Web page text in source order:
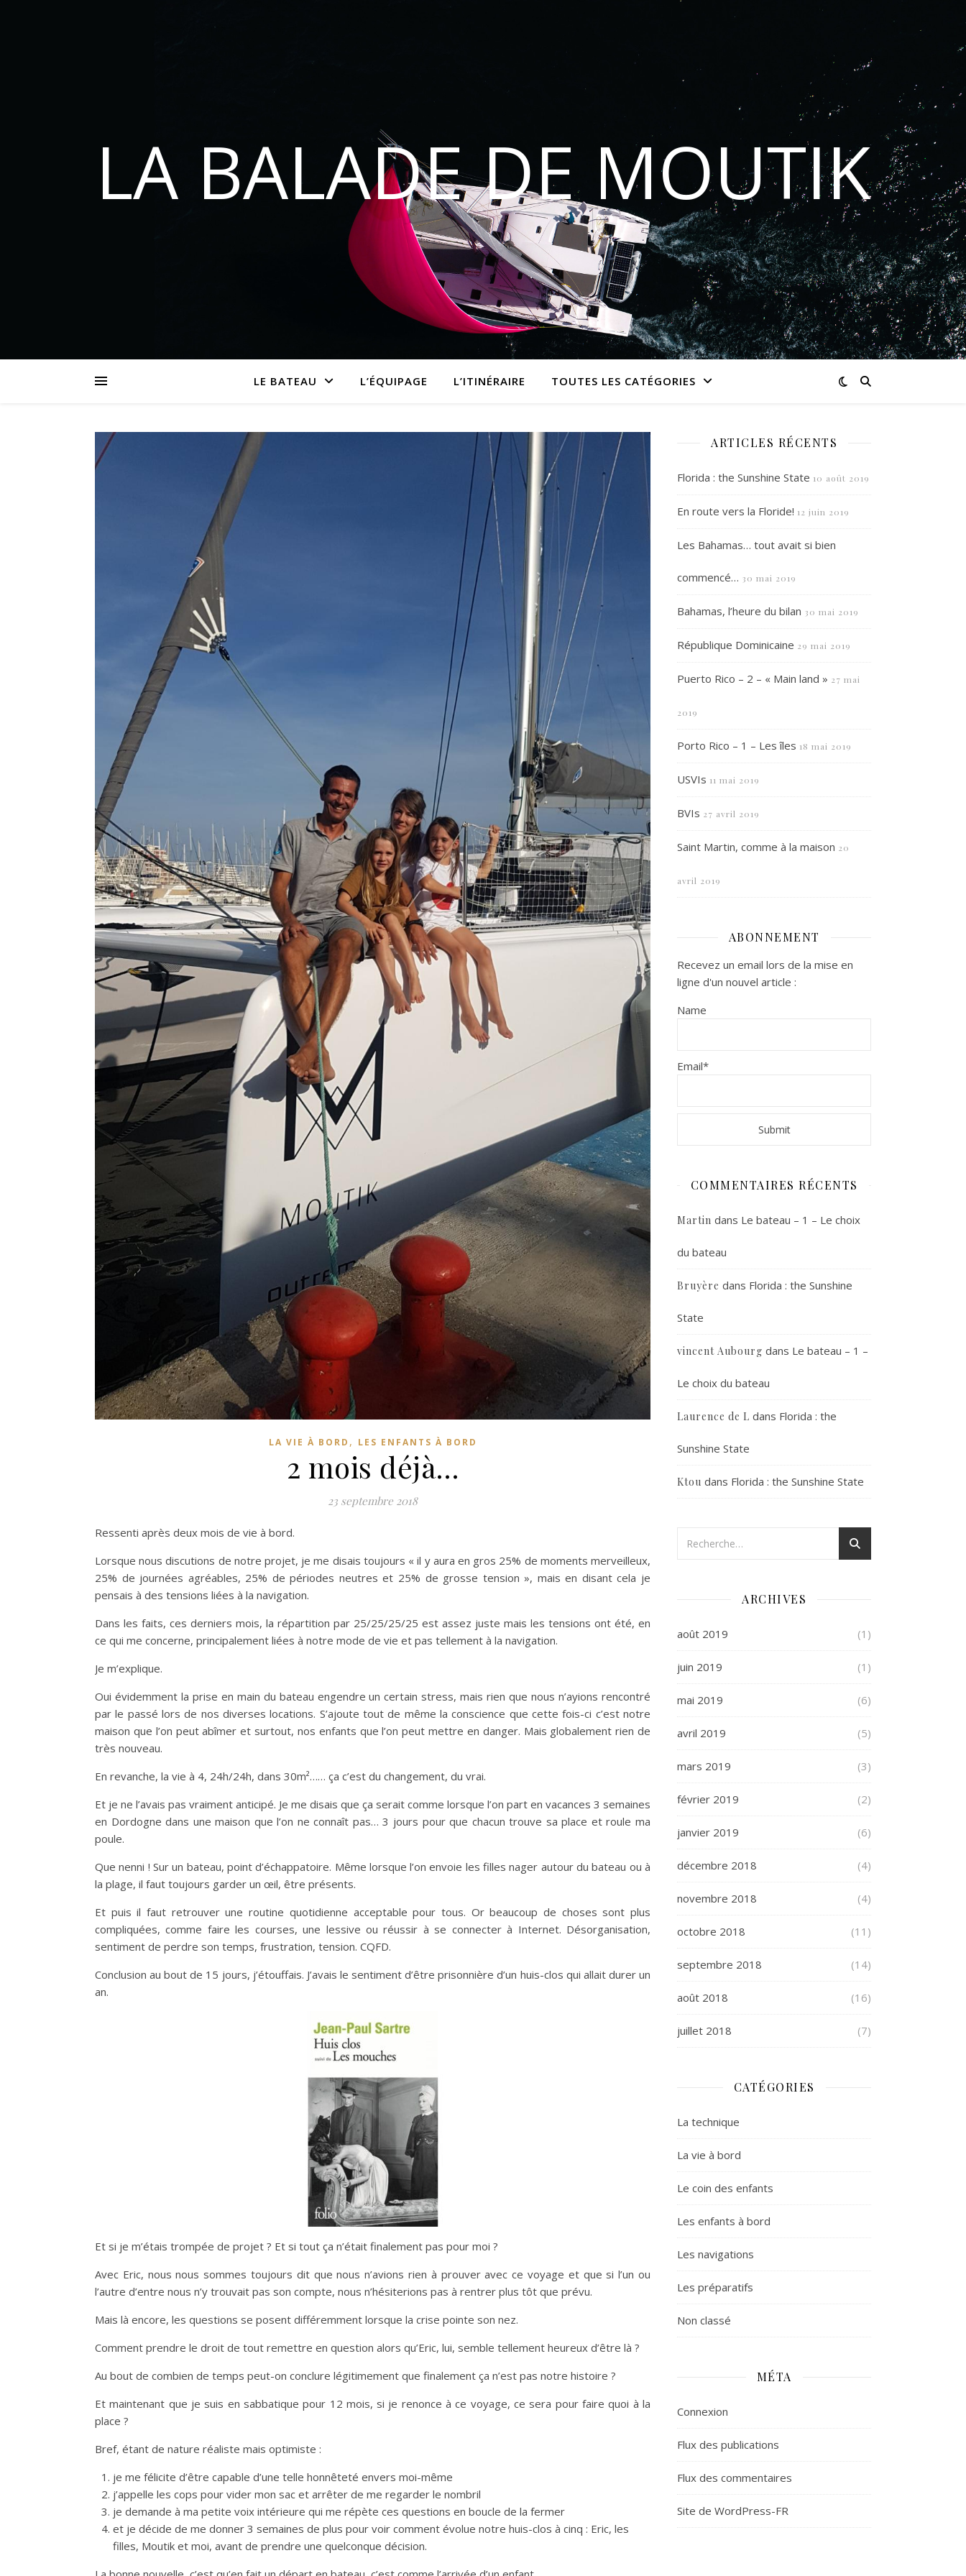
LA BALADE DE MOUTIK
LE BATEAU L’ÉQUIPAGE L’ITINÉRAIRE TOUTES LES CATÉGORIES
LA VIE À BORD , LES ENFANTS À BORD
2 mois déjà…
23 septembre 2018
Ressenti après deux mois de vie à bord.
Lorsque nous discutions de notre projet, je me disais toujours « il y aura en gros 25% de moments merveilleux,
25% de journées agréables, 25% de périodes neutres et 25% de grosse tension », mais en disant cela je
pensais à des tensions liées à la navigation.
Dans les faits, ces derniers mois, la répartition par 25/25/25/25 est assez juste mais les tensions ont été, en
ce qui me concerne, principalement liées à notre mode de vie et pas tellement à la navigation.
Je m’explique.
Oui évidemment la prise en main du bateau engendre un certain stress, mais rien que nous n’ayions rencontré
par le passé lors de nos diverses locations. S’ajoute tout de même la conscience que cette fois-ci c’est notre
maison que l’on peut abîmer et surtout, nos enfants que l’on peut mettre en danger. Mais globalement rien de
très nouveau.
En revanche, la vie à 4, 24h/24h, dans 30m²…… ça c’est du changement, du vrai.
Et je ne l’avais pas vraiment anticipé. Je me disais que ça serait comme lorsque l’on part en vacances 3 semaines
en Dordogne dans une maison que l’on ne connaît pas… 3 jours pour que chacun trouve sa place et roule ma
poule.
Que nenni ! Sur un bateau, point d’échappatoire. Même lorsque l’on envoie les filles nager autour du bateau ou à
la plage, il faut toujours garder un œil, être présents.
Et puis il faut retrouver une routine quotidienne acceptable pour tous. Or beaucoup de choses sont plus
compliquées, comme faire les courses, une lessive ou réussir à se connecter à Internet. Désorganisation,
sentiment de perdre son temps, frustration, tension. CQFD.
Conclusion au bout de 15 jours, j’étouffais. J’avais le sentiment d’être prisonnière d’un huis-clos qui allait durer un
an.
Et si je m’étais trompée de projet ? Et si tout ça n’était finalement pas pour moi ?
Avec Eric, nous nous sommes toujours dit que nous n’avions rien à prouver avec ce voyage et que si l’un ou
l’autre d’entre nous n’y trouvait pas son compte, nous n’hésiterions pas à rentrer plus tôt que prévu.
Mais là encore, les questions se posent différemment lorsque la crise pointe son nez.
Comment prendre le droit de tout remettre en question alors qu’Eric, lui, semble tellement heureux d’être là ?
Au bout de combien de temps peut-on conclure légitimement que finalement ça n’est pas notre histoire ?
Et maintenant que je suis en sabbatique pour 12 mois, si je renonce à ce voyage, ce sera pour faire quoi à la
place ?
Bref, étant de nature réaliste mais optimiste :
je me félicite d’être capable d’une telle honnêteté envers moi-même
j’appelle les cops pour vider mon sac et arrêter de me regarder le nombril
je demande à ma petite voix intérieure qui me répète ces questions en boucle de la fermer
et je décide de me donner 3 semaines de plus pour voir comment évolue notre huis-clos à cinq : Eric, les
filles, Moutik et moi, avant de prendre une quelconque décision.
ARTICLES RÉCENTS
Florida : the Sunshine State 10 août 2019
En route vers la Floride! 12 juin 2019
Les Bahamas… tout avait si bien
commencé… 30 mai 2019
Bahamas, l’heure du bilan 30 mai 2019
République Dominicaine 29 mai 2019
Puerto Rico – 2 – « Main land » 27 mai
2019
Porto Rico – 1 – Les îles 18 mai 2019
USVIs 11 mai 2019
BVIs 27 avril 2019
Saint Martin, comme à la maison 20
avril 2019
ABONNEMENT
Recevez un email lors de la mise en
ligne d'un nouvel article :
Name
Email*
COMMENTAIRES RÉCENTS
Martin dans Le bateau – 1 – Le choix
du bateau
Bruyère dans Florida : the Sunshine
State
vincent Aubourg dans Le bateau – 1 –
Le choix du bateau
Laurence de L dans Florida : the
Sunshine State
Ktou dans Florida : the Sunshine State
ARCHIVES
août 2019 (1)
juin 2019 (1)
mai 2019 (6)
avril 2019 (5)
mars 2019 (3)
février 2019 (2)
janvier 2019 (6)
décembre 2018 (4)
novembre 2018 (4)
octobre 2018 (11)
septembre 2018 (14)
août 2018 (16)
juillet 2018 (7)
CATÉGORIES
La technique
La vie à bord
Le coin des enfants
Les enfants à bord
Les navigations
Les préparatifs
Non classé
MÉTA
Connexion
Flux des publications
Flux des commentaires
Site de WordPress-FR